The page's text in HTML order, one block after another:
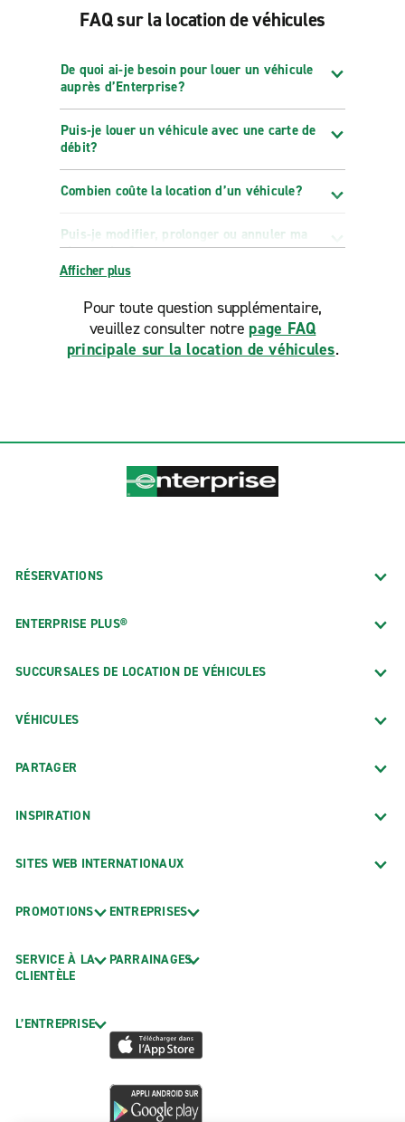
FAQ sur la location de véhicules
De quoi ai-je besoin pour louer un véhicule
auprès d’Enterprise?
Puis-je louer un véhicule avec une carte de
débit?
Combien coûte la location d’un véhicule?
Puis-je modifier, prolonger ou annuler ma
réservation?
Afficher plus
Pour toute question supplémentaire,
veuillez consulter notre page FAQ
principale sur la location de véhicules.
RÉSERVATIONS
ENTERPRISE PLUS®
SUCCURSALES DE LOCATION DE VÉHICULES
VÉHICULES
PARTAGER
INSPIRATION
SITES WEB INTERNATIONAUX
PROMOTIONS
SERVICE À LA
CLIENTÈLE
L’ENTREPRISE
ENTREPRISES
PARRAINAGES